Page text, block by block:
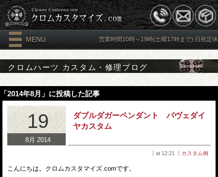
MENU 営業時間10時～19時(土曜17時まで) 日祝定休
クロムハーツ カスタム・修理ブログ
「2014年8月」に投稿した記事
19
8月 2014
ダブルダガーペンダント パヴェダイ
ヤカスタム
at 12:21 カスタム例
こんにちは。クロムカスタマイズ.comです。